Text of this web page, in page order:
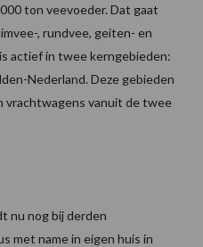
ton veevoeder. Dat gaat
, rundvee, geiten- en
actief in twee kerngebieden:
Nederland. Deze gebieden
vrachtwagens vanuit de twee
nu nog bij derden
met name in eigen huis in